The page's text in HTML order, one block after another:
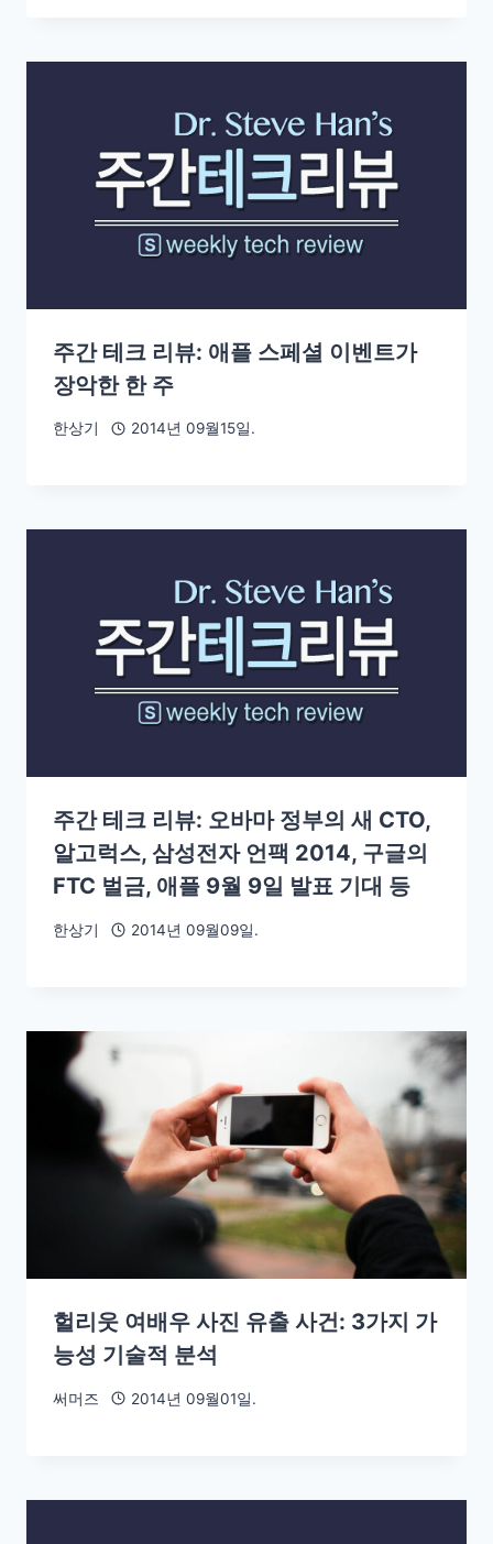
주간 테크 리뷰: 애플 스페셜 이벤트가
장악한 한 주
한상기 2014년 09월15일.
주간 테크 리뷰: 오바마 정부의 새 CTO,
알고럭스, 삼성전자 언팩 2014, 구글의
FTC 벌금, 애플 9월 9일 발표 기대 등
한상기 2014년 09월09일.
헐리웃 여배우 사진 유출 사건: 3가지 가
능성 기술적 분석
써머즈 2014년 09월01일.